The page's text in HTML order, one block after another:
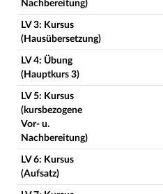
Nachbereitung)
LV 3: Kursus
(Hausübersetzung)
LV 4: Übung
(Hauptkurs 3)
LV 5: Kursus
(kursbezogene
Vor- u.
Nachbereitung)
LV 6: Kursus
(Aufsatz)